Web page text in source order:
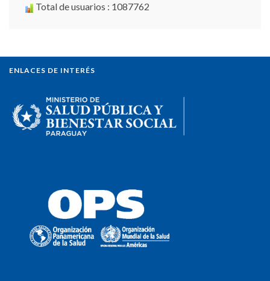
Total de usuarios : 1087762
ENLACES DE INTERÉS